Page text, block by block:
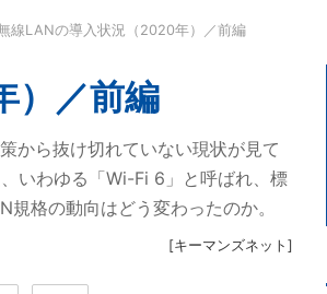
線LANの導入状況（2020年）／前編
）／前編
から抜け切れていない現状が見て
いわゆる「Wi-Fi 6」と呼ばれ、標
格の動向はどう変わったのか。
[キーマンズネット ]